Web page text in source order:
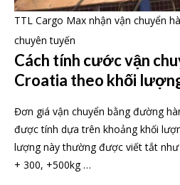
TTL Cargo Max nhận vận chuyển
chuyên tuyến
Cách tính cước vận
Croatia theo khối
Đơn giá vận chuyển bằng đường
được tính dựa trên khoảng khối
lượng này thường được viết tắt
+ 300, +500kg …